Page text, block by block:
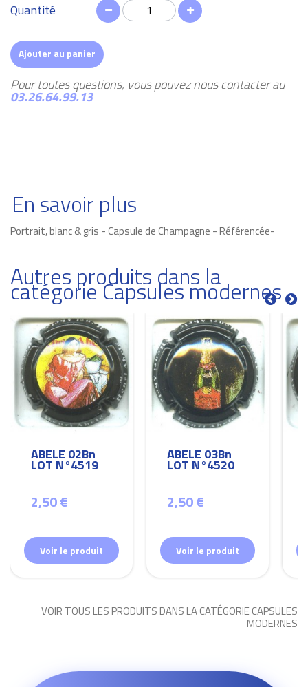
Quantité
Ajouter au panier
Pour toutes questions, vous pouvez nous contacter au
03.26.64.99.13
En savoir plus
Portrait, blanc & gris - Capsule de Champagne - Référencée-
Autres produits dans la
catégorie Capsules modernes
ABELE 02Bn
LOT N°4519
2,50 €
Voir le produit
ABELE 03Bn
LOT N°4520
2,50 €
Voir le produit
VOIR TOUS LES PRODUITS DANS LA CATÉGORIE CAPSULES
MODERNES